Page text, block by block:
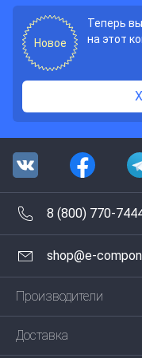
Новое
Теперь
на этот
8 (800) 770-
shop@e-
Производители
Доставка